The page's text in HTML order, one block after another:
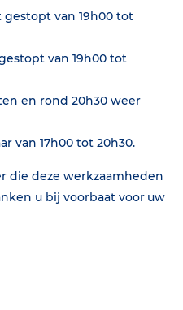
van 19h00 tot
van 19h00 tot
en rond 20h30 weer
van 17h00 tot 20h30.
die deze werkzaamheden
u bij voorbaat voor uw